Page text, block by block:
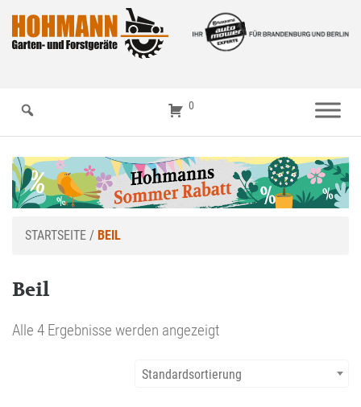
0
STARTSEITE / BEIL
Beil
Alle 4 Ergebnisse werden angezeigt
Standardsortierung